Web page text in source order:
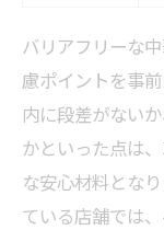
バリアフリーな
慮ポイントを事
内に段差がない
かといった点は
な安心材料とな
ている店舗では